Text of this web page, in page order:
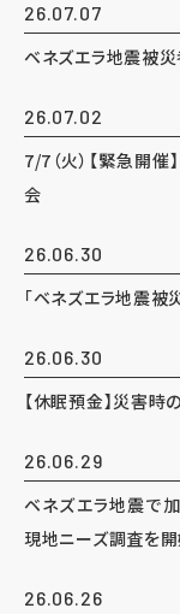
26.07.07
ベネズエラ地震被
26.07.02
7/7（火）【緊急開
会
26.06.30
「ベネズエラ地震被
26.06.30
【休眠預金】災害時
26.06.29
ベネズエラ地震で
現地ニーズ調査を
26.06.26